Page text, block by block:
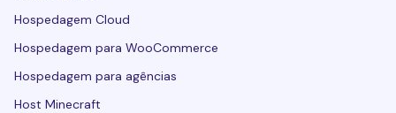
Hospedagem Cloud
Hospedagem para WooCommerce
Hospedagem para agências
Host Minecraft